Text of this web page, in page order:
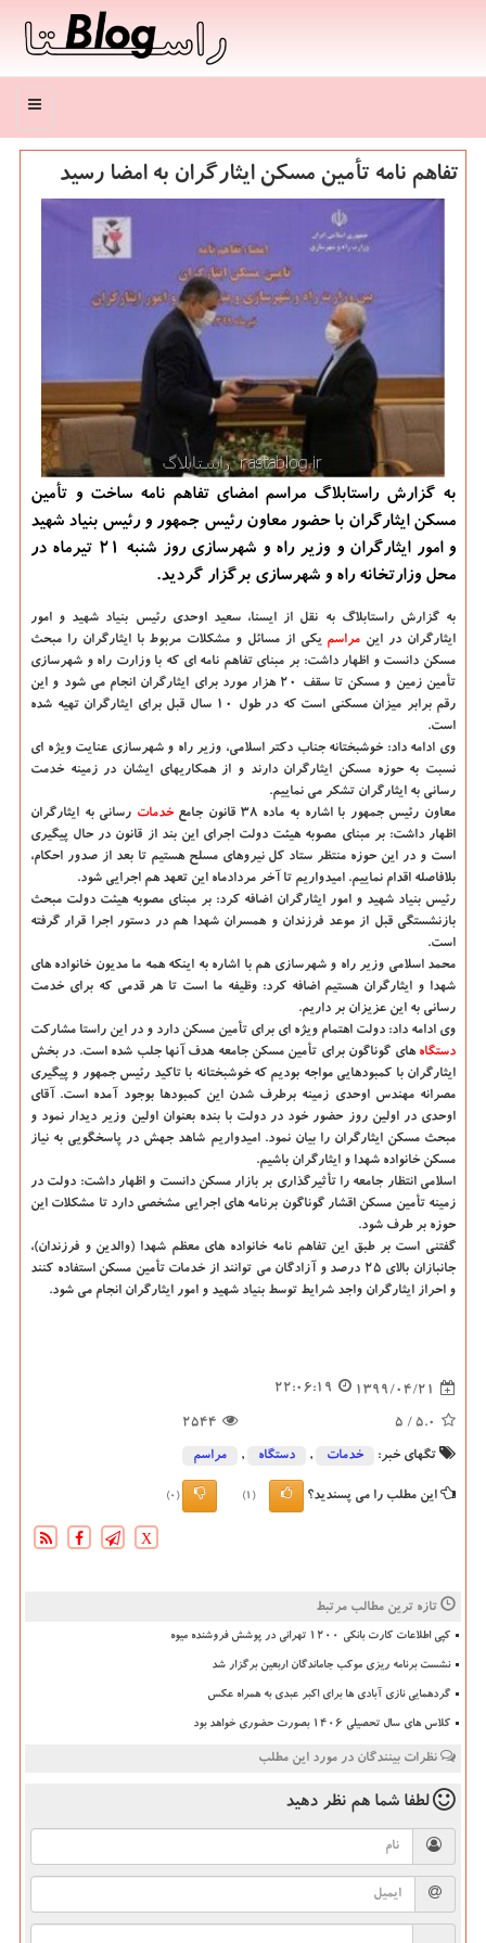
منو
تفاهم نامه تأمین مسكن ایثارگران به امضا رسید
به گزارش راستابلاگ مراسم امضای تفاهم نامه ساخت و تأمین
مسكن ایثارگران با حضور معاون رئیس جمهور و رئیس بنیاد شهید
و امور ایثارگران و وزیر راه و شهرسازی روز شنبه ۲۱ تیرماه در
محل وزارتخانه راه و شهرسازی برگزار گردید.
به گزارش راستابلاگ به نقل از ایسنا، سعید اوحدی رئیس بنیاد شهید و امور
ایثارگران در این مراسم یکی از مسائل و مشکلات مربوط با ایثارگران را مبحث
مسکن دانست و اظهار داشت: بر مبنای تفاهم نامه ای که با وزارت راه و شهرسازی
تأمین زمین و مسکن تا سقف ۲۰ هزار مورد برای ایثارگران انجام می شود و این
رقم برابر میزان مسکنی است که در طول ۱۰ سال قبل برای ایثارگران تهیه شده
است.
وی ادامه داد: خوشبختانه جناب دکتر اسلامی، وزیر راه و شهرسازی عنایت ویژه ای
نسبت به حوزه مسکن ایثارگران دارند و از همکاریهای ایشان در زمینه خدمت
رسانی به ایثارگران تشکر می نماییم.
معاون رئیس جمهور با اشاره به ماده ۳۸ قانون جامع
خدمات رسانی به ایثارگران
اظهار داشت: بر مبنای مصوبه هیئت دولت اجرای این بند از قانون در حال پیگیری
است و در این حوزه منتظر ستاد کل نیروهای مسلح هستیم تا بعد از صدور احکام،
بلافاصله اقدام نماییم. امیدواریم تا آخر مردادماه این تعهد هم اجرایی شود.
رئیس بنیاد شهید و امور ایثارگران اضافه کرد: بر مبنای مصوبه هیئت دولت مبحث
بازنشستگی قبل از موعد فرزندان و همسران شهدا هم در دستور اجرا قرار گرفته
است.
محمد اسلامی وزیر راه و شهرسازی هم با اشاره به اینکه همه ما مدیون خانواده های
شهدا و ایثارگران هستیم اضافه کرد: وظیفه ما است تا هر قدمی که برای خدمت
رسانی به این عزیزان بر داریم.
وی ادامه داد: دولت اهتمام ویژه ای برای تأمین مسکن دارد و در این راستا مشارکت
دستگاه های گوناگون برای تأمین مسکن جامعه هدف آنها جلب شده است. در بخش
ایثارگران با کمبودهایی مواجه بودیم که خوشبختانه با تاکید رئیس جمهور و پیگیری
مصرانه مهندس اوحدی زمینه برطرف شدن این کمبودها بوجود آمده است. آقای
اوحدی در اولین روز حضور خود در دولت با بنده بعنوان اولین وزیر دیدار نمود و
مبحث مسکن ایثارگران را بیان نمود. امیدواریم شاهد جهش در پاسخگویی به نیاز
مسکن خانواده شهدا و ایثارگران باشیم.
اسلامی انتظار جامعه را تأثیرگذاری بر بازار مسکن دانست و اظهار داشت: دولت در
زمینه تأمین مسکن اقشار گوناگون برنامه های اجرایی مشخصی دارد تا مشکلات این
حوزه بر طرف شود.
گفتنی است بر طبق این تفاهم نامه خانواده های معظم شهدا (والدین و فرزندان)،
جانبازان بالای ۲۵ درصد و آزادگان می توانند از خدمات تأمین مسکن استفاده کنند
و احراز ایثارگران واجد شرایط توسط بنیاد شهید و امور ایثارگران انجام می شود.
1399/04/21
22:06:19
5.0
/ 5
2544
تگهای خبر: خدمات , دستگاه , مراسم
این مطلب را می پسندید؟ (1)
(0)
X
تازه ترین مطالب مرتبط
کپی اطلاعات کارت بانکی ۱۲۰۰ تهرانی در پوشش فروشنده میوه
نشست برنامه ریزی موکب جاماندگان اربعین برگزار شد
گردهمایی نازی آبادی ها برای اکبر عبدی به همراه عکس
کلاس های سال تحصیلی ۱۴۰۶ بصورت حضوری خواهد بود
نظرات بینندگان در مورد این مطلب
لطفا شما هم نظر دهید